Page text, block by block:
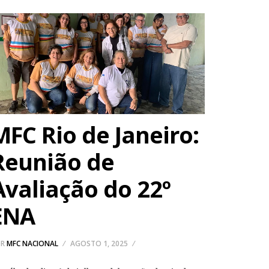
Rio de Janeiro:
de
do 22º
MFC NACIONAL AGOSTO 1, 2025